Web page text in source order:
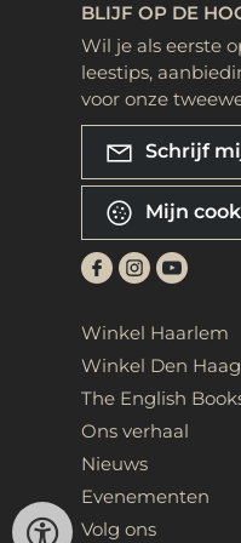
BLIJF OP DE
Wil je als eerste
leestips,
voor onze
Schrijf
Mijn
Winkel Haarlem
Winkel Den Haag
The English
Ons verhaal
Nieuws
Evenementen
Volg ons